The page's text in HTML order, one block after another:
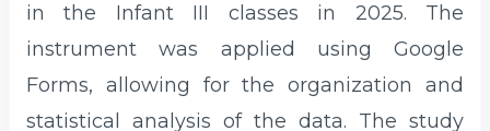
in the Infant III classes in 2025. The
instrument was applied using Google
Forms, allowing for the organization and
statistical analysis of the data. The study